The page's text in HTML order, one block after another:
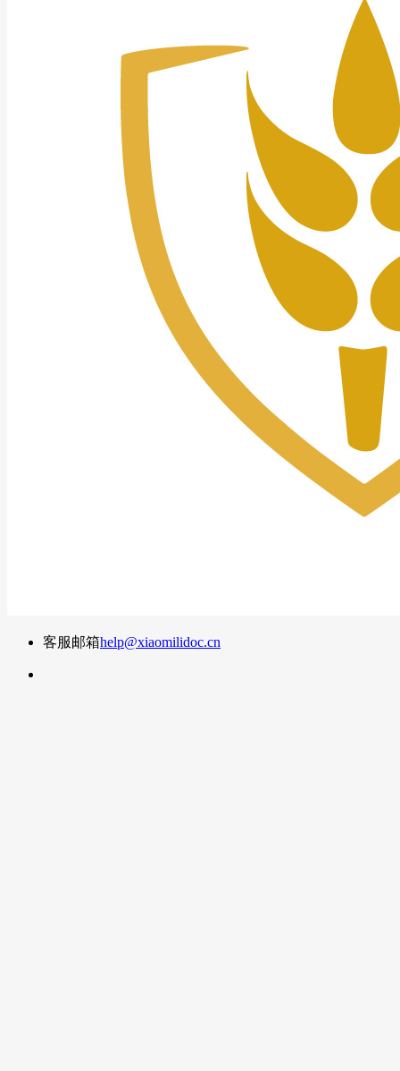
客服邮箱help@xiaomilidoc.cn